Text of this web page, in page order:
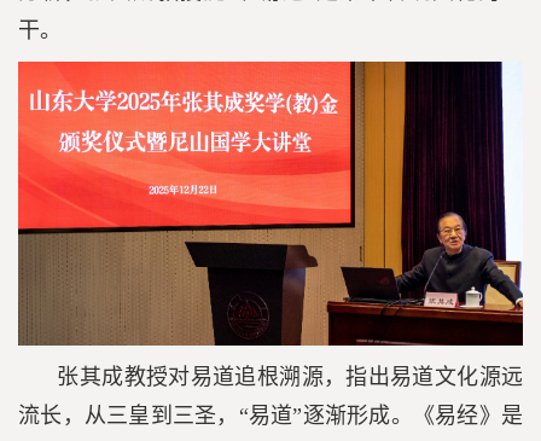
干。
张其成教授对易道追根溯源，指出易道文化源远
流长，从三皇到三圣，“易道”逐渐形成。《易经》是